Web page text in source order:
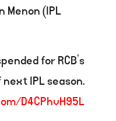
Menon (IPL
for RCB’s
IPL season.
D4CPhvH95L